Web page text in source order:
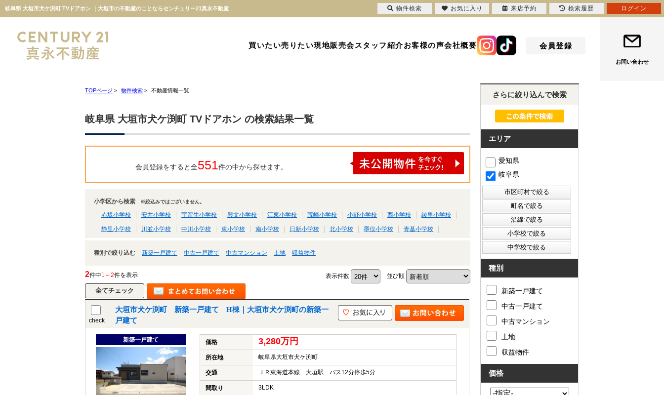
岐阜県 大垣市犬ケ渕町 TVドアホン ｜大垣市の不動産のことならセンチュリー21真永不動産
買いたい売りたい現地販売会スタッフ紹介お客様の声会社概要 会員登録
お問い合わせ
TOPページ > 物件検索 > 不動産情報一覧
岐阜県 大垣市犬ケ渕町 TVドアホン の検索結果一覧
会員登録をすると全551件の中から探せます。
小学区から検索 ※絞込みではございません。
赤坂小学校 安井小学校 宇留生小学校 興文小学校 江東小学校 荒崎小学校 小野小学校 西小学校 綾里小学校
静里小学校 川並小学校 中川小学校 東小学校 南小学校 日新小学校 北小学校 墨俣小学校 青墓小学校
種別で絞り込む 新築一戸建て 中古一戸建て 中古マンション 土地 収益物件
2件中1～2件を表示 表示件数 並び順
check
大垣市犬ケ渕町 新築一戸建て H棟｜大垣市犬ケ渕町の新築一
戸建て
新築一戸建て 価格 3,280万円
所在地 岐阜県大垣市犬ケ渕町
交通 ＪＲ東海道本線 大垣駅 バス12分停歩5分
間取り 3LDK
さらに絞り込んで検索
エリア
愛知県
岐阜県
種別
新築一戸建て
中古一戸建て
中古マンション
土地
収益物件
価格
物件検索 お気に入り 来店予約 検索履歴 ログイン